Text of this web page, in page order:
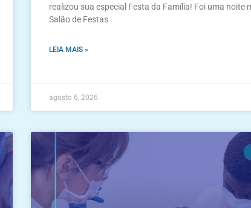
realizou sua especial Festa da Família! Foi uma noite
Salão de Festas
LEIA MAIS »
agosto 6, 2026